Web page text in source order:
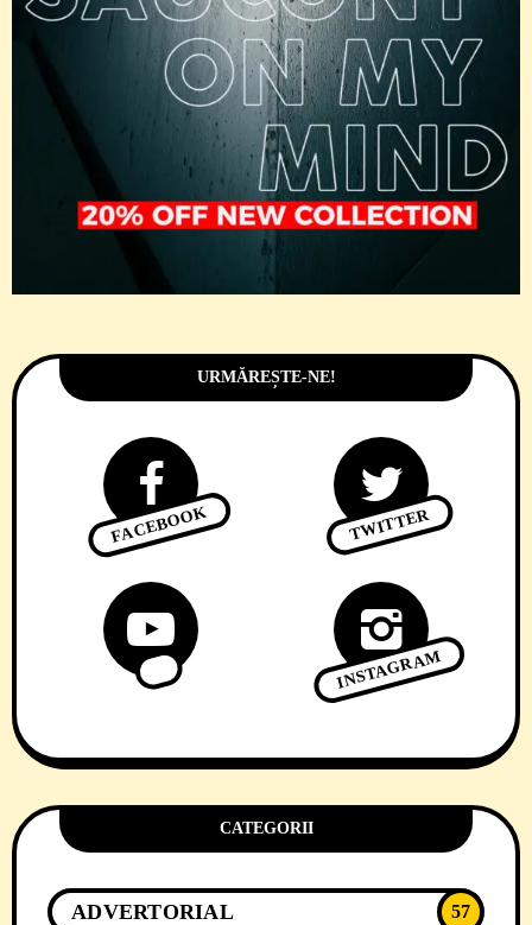
URMĂREȘTE-NE!
FACEBOOK TWITTER
INSTAGRAM
CATEGORII
ADVERTORIAL 57